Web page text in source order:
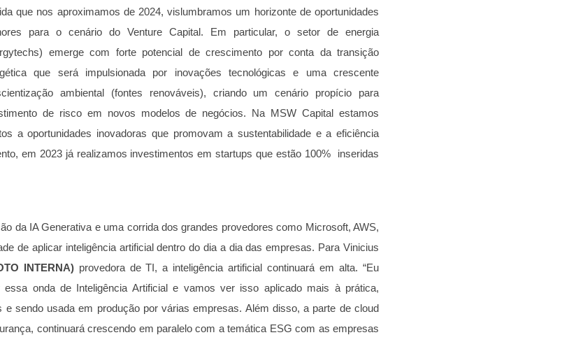
que nos aproximamos de 2024, vislumbramos um horizonte de oportunidades
para o cenário do Venture Capital. Em particular, o setor de energia
emerge com forte potencial de crescimento por conta da transição
que será impulsionada por inovações tecnológicas e uma crescente
ambiental (fontes renováveis), criando um cenário propício para
de risco em novos modelos de negócios. Na MSW Capital estamos
a oportunidades inovadoras que promovam a sustentabilidade e a eficiência
em 2023 já realizamos investimentos em startups que estão 100% inseridas
da IA Generativa e uma corrida dos grandes provedores como Microsoft, AWS,
de aplicar inteligência artificial dentro do dia a dia das empresas. Para Vinicius
INTERNA)provedora de TI, a inteligência artificial continuará em alta. “Eu
onda de Inteligência Artificial e vamos ver isso aplicado mais à prática,
sendo usada em produção por várias empresas. Além disso, a parte de cloud
continuará crescendo em paralelo com a temática ESG com as empresas